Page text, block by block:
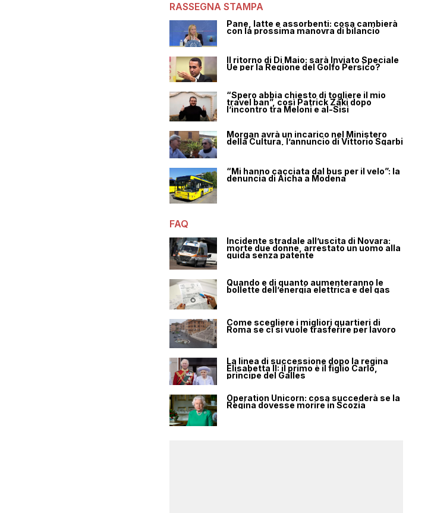
RASSEGNA STAMPA
Pane, latte e assorbenti: cosa cambierà
con la prossima manovra di bilancio
Il ritorno di Di Maio: sarà Inviato Speciale
Ue per la Regione del Golfo Persico?
“Spero abbia chiesto di togliere il mio
travel ban”, così Patrick Zaki dopo
l’incontro tra Meloni e al-Sisi
Morgan avrà un incarico nel Ministero
della Cultura, l’annuncio di Vittorio Sgarbi
“Mi hanno cacciata dal bus per il velo”: la
denuncia di Aicha a Modena
FAQ
Incidente stradale all’uscita di Novara:
morte due donne, arrestato un uomo alla
guida senza patente
Quando e di quanto aumenteranno le
bollette dell’energia elettrica e del gas
Come scegliere i migliori quartieri di
Roma se ci si vuole trasferire per lavoro
La linea di successione dopo la regina
Elisabetta II: il primo è il figlio Carlo,
principe del Galles
Operation Unicorn: cosa succederà se la
Regina dovesse morire in Scozia